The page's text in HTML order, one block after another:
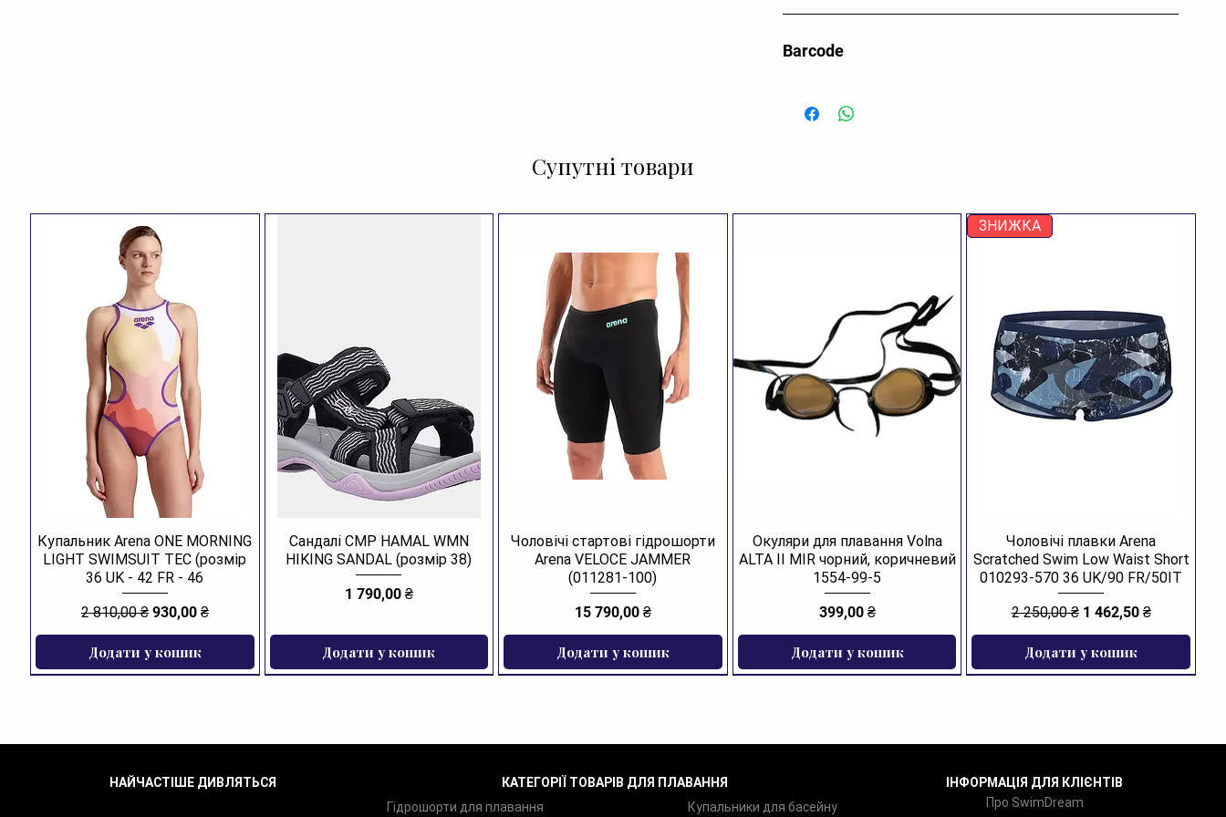
Barcode
Супутні товари
Купальник Arena ONE MORNING
LIGHT SWIMSUIT TEC (розмір
36 UK - 42 FR - 46
Звичайна ціна
2 810,00 ₴ За розпродажем
930,00 ₴
Додати у кошик
Сандалі CMP HAMAL WMN
HIKING SANDAL (розмір 38)
Ціна
1 790,00 ₴
Додати у кошик
Чоловічі стартові гідрошорти
Arena VELOCE JAMMER
(011281-100)
Ціна
15 790,00 ₴
Додати у кошик
Окуляри для плавання Volna
ALTA II MIR чорний, коричневий
1554-99-5
Ціна
399,00 ₴
Додати у кошик
ЗНИЖКА
Чоловічі плавки Arena
Scratched Swim Low Waist Short
010293-570 36 UK/90 FR/50IT
Звичайна ціна
2 250,00 ₴ За розпродажем
1 462,50 ₴
Додати у кошик
НАЙЧАСТІШЕ ДИВЛЯТЬСЯ
КАТЕГОРІЇ ТОВАРІВ ДЛЯ ПЛАВАННЯ
Гідрошорти для плавання
Купальники для басейну
ІНФОРМАЦІЯ ДЛЯ КЛІЄНТІВ
Про SwimDream